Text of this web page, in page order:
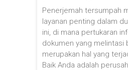
Penerjemah tersumpah
layanan penting dalam
ini, di mana pertukaran
dokumen yang melintasi
merupakan hal yang
Baik Anda adalah